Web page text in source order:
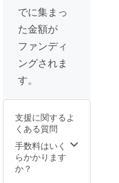
2016年12月
号、第60回
群像新人評
論賞優秀
作）、
「〈内部の
人間〉の革
命──中野重
治再考」
（『てんで
んこ』第
どは、調整させ
ていただきま
す。会場への交
通費は含まれま
せん。）
号、もしくは
『エセ物語』も
う１冊 （ご希
望をお知らせく
ださい） ◉『エ
セ物語』オリジ
ナルＴシャツ
（Ｍサイズ／Ｌ
サイズのみ、デ
ザインとカラー
は同一です。限
定20枚予定、非
売品。クリア
ファイルと同様
の図柄をプリン
でに集まっ
た金額が
ファンディ
ングされま
す。
支援に関するよ
くある質問
手数料はいく
らかかります
か？